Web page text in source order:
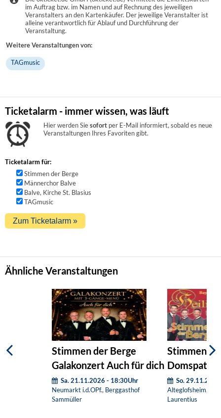
im Auftrag bzw. im Namen und auf Rechnung des jeweiligen
Veranstalters an den Kartenkäufer. Der jeweilige Veranstalter ist
alleine verantwortlich für Ablauf und Durchführung der
Veranstaltung.
Weitere Veranstaltungen von:
TAGmusic
Ticketalarm - immer wissen, was läuft
Hier werden Siesofort per E-Mail informiert, sobald es neue
Veranstaltungen Ihres Favoriten gibt.
Ticketalarm für:
Stimmen der Berge
Männerchor Balve
Balve, Kirche St. Blasius
TAGmusic
Ähnliche Veranstaltungen
Stimmen der Berge
Galakonzert Auch für dich
Sa. 21.11.2026 - 18:30Uhr
Neumarkt i.d.OPf., Berggasthof
Sammüller
Stimmen
Nacht
So.
Alteglofsheim,
Laurentius